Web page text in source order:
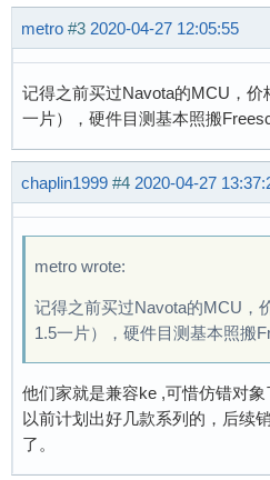
metro #3 2020-04-27 12:05:55
记得之前买过Navota的MCU，
一片），硬件目测基本照搬
chaplin1999 #4 2020-04-27
metro wrote:
记得之前买过Navota的MCU，
1.5一片），硬件目测基本照搬
他们家就是兼容ke ,可惜仿错对象
以前计划出好几款系列的，后续
了。